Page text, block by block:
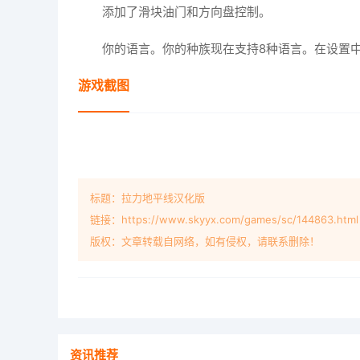
添加了滑块油门和方向盘控制。
你的语言。你的种族现在支持8种语言。在设置中
游戏截图
标题：拉力地平线汉化版
链接：https://www.skyyx.com/games/sc/144863.html
版权：文章转载自网络，如有侵权，请联系删除！
资讯推荐